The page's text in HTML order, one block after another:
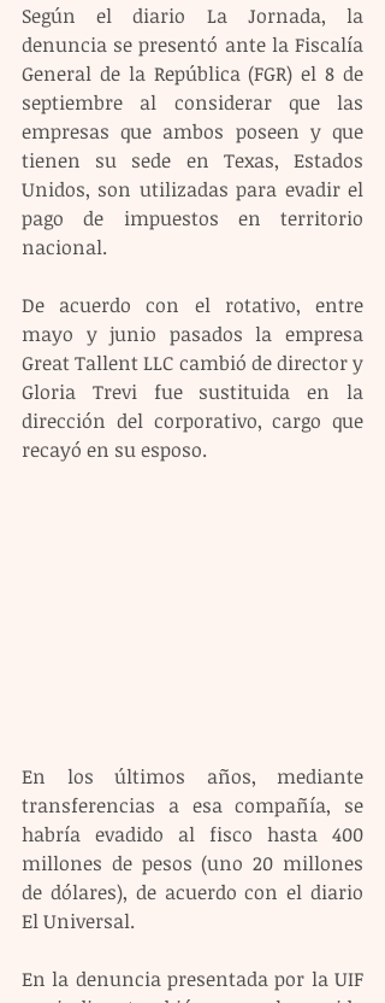
Según el diario La Jornada, la
denuncia se presentó ante la Fiscalía
General de la República (FGR) el 8 de
septiembre al considerar que las
empresas que ambos poseen y que
tienen su sede en Texas, Estados
Unidos, son utilizadas para evadir el
pago de impuestos en territorio
nacional.
De acuerdo con el rotativo, entre
mayo y junio pasados la empresa
Great Tallent LLC cambió de director y
Gloria Trevi fue sustituida en la
dirección del corporativo, cargo que
recayó en su esposo.
En los últimos años, mediante
transferencias a esa compañía, se
habría evadido al fisco hasta 400
millones de pesos (uno 20 millones
de dólares), de acuerdo con el diario
El Universal.
En la denuncia presentada por la UIF